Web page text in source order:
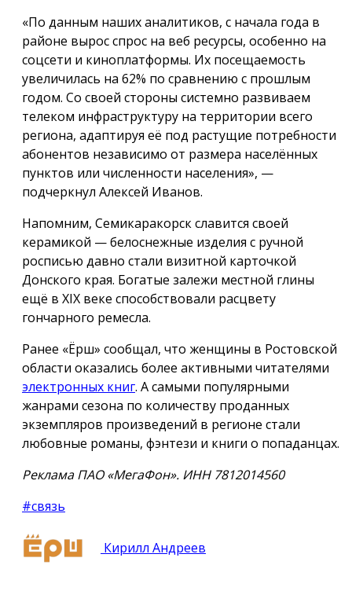
«По данным наших аналитиков, с начала года в
районе вырос спрос на веб ресурсы, особенно на
соцсети и киноплатформы. Их посещаемость
увеличилась на 62% по сравнению с прошлым
годом. Со своей стороны системно развиваем
телеком инфраструктуру на территории всего
региона, адаптируя её под растущие потребности
абонентов независимо от размера населённых
пунктов или численности населения», —
подчеркнул Алексей Иванов.
Напомним, Семикаракорск славится своей
керамикой — белоснежные изделия с ручной
росписью давно стали визитной карточкой
Донского края. Богатые залежи местной глины
ещё в XIX веке способствовали расцвету
гончарного ремесла.
Ранее «Ёрш» сообщал, что женщины в Ростовской
области оказались более активными читателями
электронных книг. А самыми популярными
жанрами сезона по количеству проданных
экземпляров произведений в регионе стали
любовные романы, фэнтези и книги о попаданцах.
Реклама ПАО «МегаФон». ИНН 7812014560
#связь
Кирилл Андреев